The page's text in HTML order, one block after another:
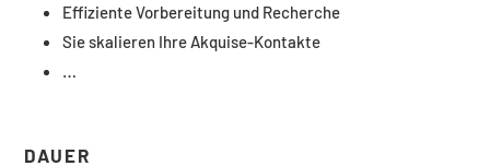
Effiziente Vorbereitung und Recherche
Sie skalieren Ihre Akquise-Kontakte
DAUER